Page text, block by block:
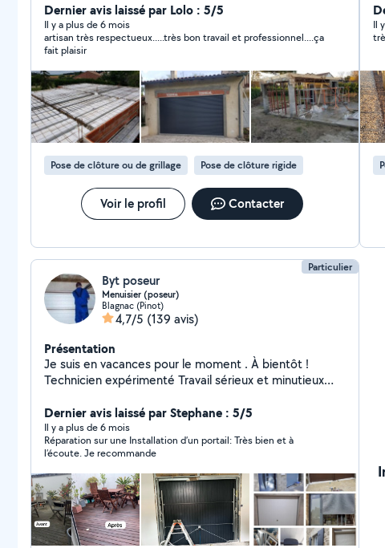
Dernier avis laissé par Lolo : 5/5
Il y a plus de 6 mois
artisan très respectueux.....très bon travail et professionnel....ça
fait plaisir
Pose de clôture ou de grillage Pose de clôture rigide
Voir le profil Contacter
propre
Il
Particulier
Byt poseur
Menuisier (poseur)
Blagnac (Pinot)
4,7/5 (139 avis)
Présentation
Je suis en vacances pour le moment . À bientôt !
Technicien expérimenté Travail sérieux et minutieux
portail, fenêtres, volets, baies vitrées, stores...
(Automatisme) Changement de poignées /serrures etc
Tasseaux decoratifs lumineux Pose de cuisines
Montage des meubles Parquet: flottant, stratifié Avec
finitions J'aime que mon travail soit bien fait Vous me
contacter si besoin plus d'infos
Dernier avis laissé par Stephane : 5/5
Il y a plus de 6 mois
Réparation sur une Installation d’un portail: Très bien et à
l’écoute. Je recommande